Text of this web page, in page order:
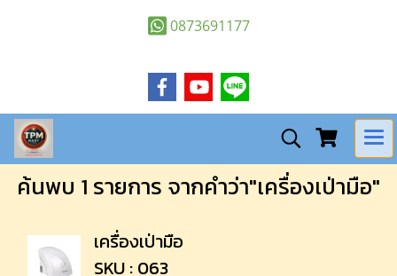
0873691177
ค้นพบ 1 รายการ จากคำว่า"เครื่องเป่ามือ"
เครื่องเป่ามือ
SKU : 063